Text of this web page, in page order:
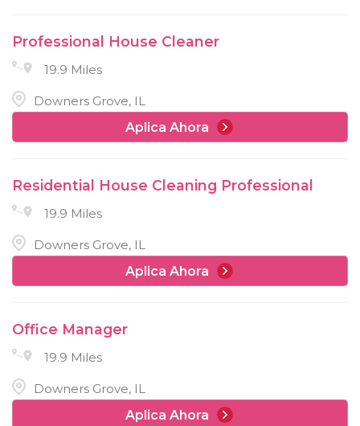
Professional House Cleaner
19.9 Miles
Downers Grove, IL
Aplica Ahora
Residential House Cleaning Professional
19.9 Miles
Downers Grove, IL
Aplica Ahora
Office Manager
19.9 Miles
Downers Grove, IL
Aplica Ahora